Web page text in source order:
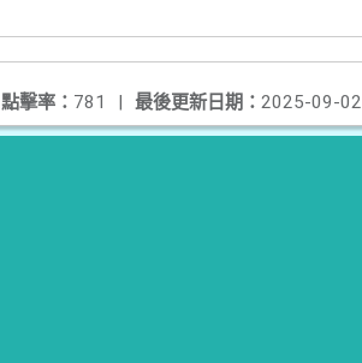
最後更新日期： 2025-09-02
點擊率： 781 |